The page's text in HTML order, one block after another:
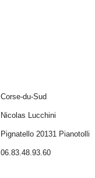
Corse-du-Sud
Nicolas Lucchini
Pignatello 20131 Pianotolli
06.83.48.93.60